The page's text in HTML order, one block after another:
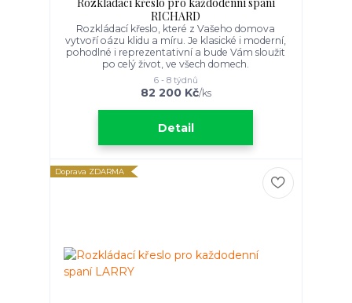
RICHARD
Rozkládací křeslo, které z Vašeho domova
vytvoří oázu klidu a míru. Je klasické i moderní,
pohodlné i reprezentativní a bude Vám sloužit
po celý život, ve všech domech.
82 200 Kč/ks
6 - 8 týdnů
Detail
Doprava ZDARMA